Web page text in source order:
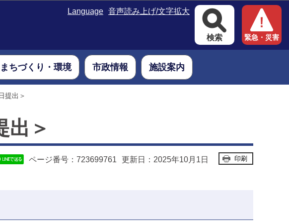
Language 音声読み上げ/文字拡大
検索 緊急・災害
まちづくり・環境 市政情報 施設案内
提出＞
出＞
ページ番号：723699761 更新日：2025年10月1日 印刷